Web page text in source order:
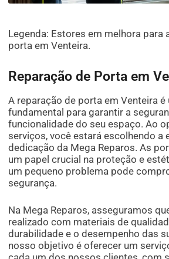
Legenda: Estores em melhora para
porta em Venteira.
Reparação de Porta em
A reparação de porta em Venteira
fundamental para garantir a
funcionalidade do seu espaço. Ao
serviços, você estará escolhendo a
dedicação da Mega Reparos. As
um papel crucial na proteção e
um pequeno problema pode
segurança.
Na Mega Reparos, asseguramos
realizado com materiais de
durabilidade e o desempenho das
nosso objetivo é oferecer um